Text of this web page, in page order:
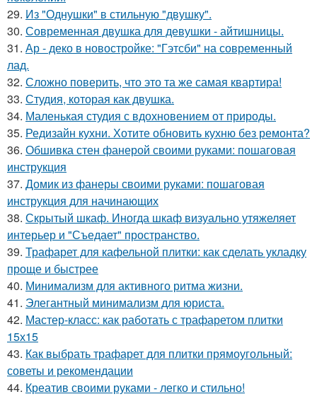
29. Из "Однушки" в стильную "двушку".
30. Современная двушка для девушки - айтишницы.
31. Ар - деко в новостройке: "Гэтсби" на современный
лад.
32. Сложно поверить, что это та же самая квартира!
33. Студия, которая как двушка.
34. Маленькая студия с вдохновением от природы.
35. Редизайн кухни. Хотите обновить кухню без ремонта?
36. Обшивка стен фанерой своими руками: пошаговая
инструкция
37. Домик из фанеры своими руками: пошаговая
инструкция для начинающих
38. Скрытый шкаф. Иногда шкаф визуально утяжеляет
интерьер и "Съедает" пространство.
39. Трафарет для кафельной плитки: как сделать укладку
проще и быстрее
40. Минимализм для активного ритма жизни.
41. Элегантный минимализм для юриста.
42. Мастер-класс: как работать с трафаретом плитки
15х15
43. Как выбрать трафарет для плитки прямоугольный:
советы и рекомендации
44. Креатив своими руками - легко и стильно!